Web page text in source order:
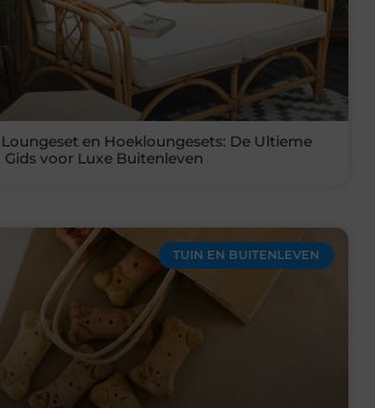
en Hoekloungesets: De Ultieme
Gids voor Luxe Buitenleven
TUIN EN BUITENLEVEN